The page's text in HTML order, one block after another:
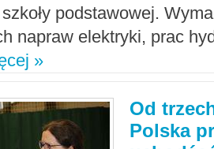
podstawowej.
napraw elektryki, prac
»
Od
Polska